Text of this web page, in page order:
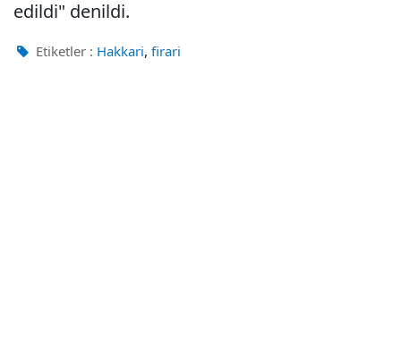
edildi" denildi.
Etiketler : Hakkari, firari